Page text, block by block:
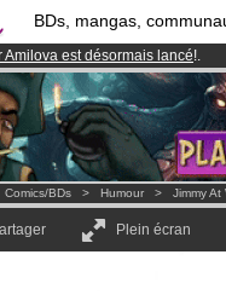
BDs, mangas,
Amilova est désormais lancé!.
membreset 1000BDs & Mangas!
à partir de
3.95 euros
Comics/BDs > Humour > Jimmy At
Plein écran